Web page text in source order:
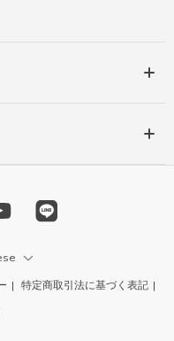
特定商取引法に基づく表記